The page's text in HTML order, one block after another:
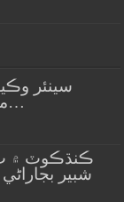
سينئر
مصطفيٰ لاکو به وڇڙي ويو…
ڪنڌڪوٽ ۾
شبير